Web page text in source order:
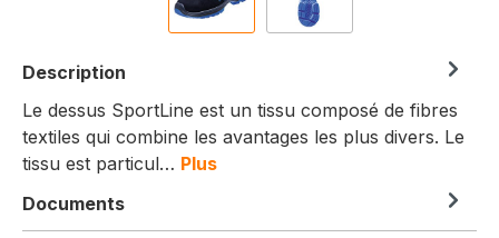
Description
Le dessus SportLine est un tissu composé de fibres
textiles qui combine les avantages les plus divers. Le
tissu est particul… Plus
Documents